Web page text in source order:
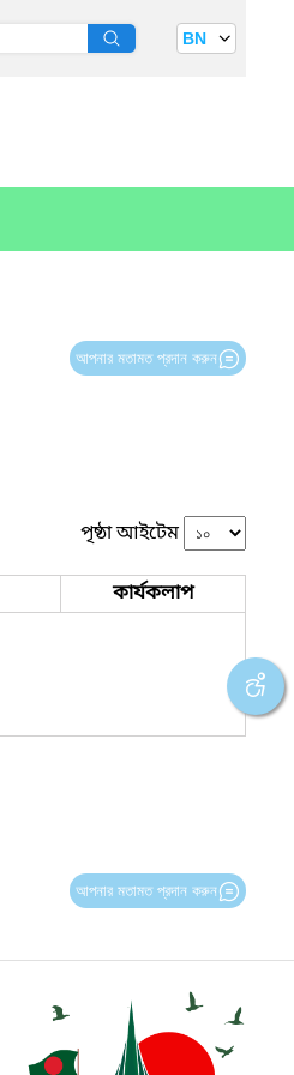
BN
আপনার মতামত প্রদান করুন
পৃষ্ঠা আইটেম
কার্যকলাপ
আপনার মতামত প্রদান করুন